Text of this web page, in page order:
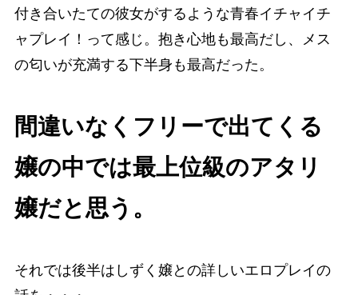
付き合いたての彼女がするような青春イチャイチ
ャプレイ！って感じ。抱き心地も最高だし、メス
の匂いが充満する下半身も最高だった。
間違いなくフリーで出てくる
嬢の中では最上位級のアタリ
嬢だと思う。
それでは後半はしずく嬢との詳しいエロプレイの